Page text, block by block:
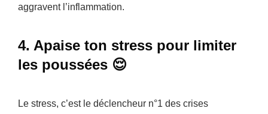
aggravent l’inflammation.
4. Apaise ton stress pour limiter
les poussées 😌
Le stress, c’est le déclencheur n°1 des crises